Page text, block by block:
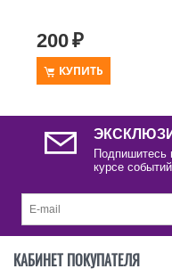
Шпатель для
200₽
КУПИТЬ
Подпишитесь
курсе событий